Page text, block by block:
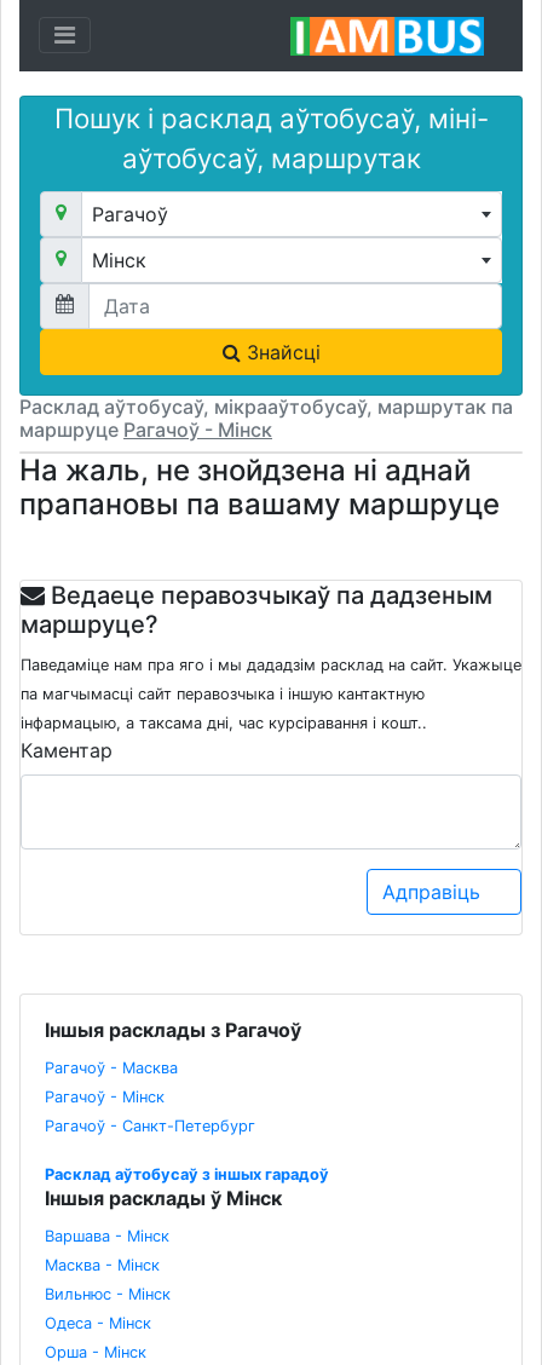
Toggle navigation
Пошук і расклад аўтобусаў, міні-
аўтобусаў, маршрутак
Рагачоў
Мінск
Знайсці
Расклад аўтобусаў, мікрааўтобусаў, маршрутак па
маршруце Рагачоў - Мінск
На жаль, не знойдзена ні аднай
прапановы па вашаму маршруце
Ведаеце перавозчыкаў па дадзеным
маршруце?
Паведаміце нам пра яго і мы дададзім расклад на сайт. Укажыце
па магчымасці сайт перавозчыка і іншую кантактную
інфармацыю, а таксама дні, час курсіравання і кошт..
Каментар
Адправіць
Іншыя расклады з Рагачоў
Рагачоў - Масква
Рагачоў - Мінск
Рагачоў - Санкт-Петербург
Расклад аўтобусаў з іншых гарадоў
Іншыя расклады ў Мінск
Варшава - Мінск
Масква - Мінск
Вильнюс - Мінск
Одеса - Мінск
Орша - Мінск